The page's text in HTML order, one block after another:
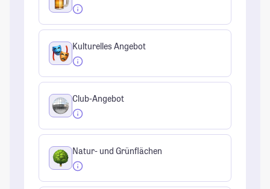
Kulturelles Angebot
Club-Angebot
Natur- und Grünflächen